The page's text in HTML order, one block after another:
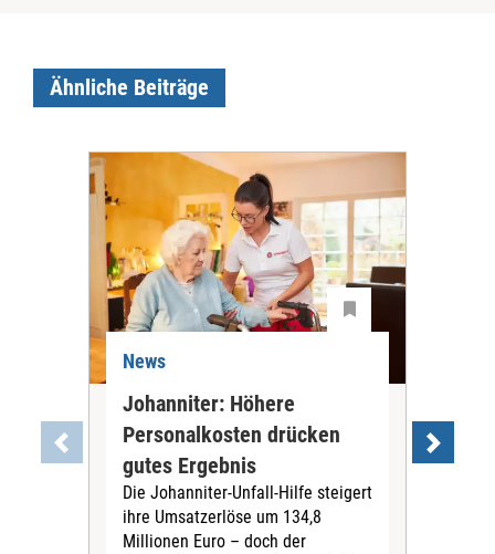
Ähnliche Beiträge
News
Johanniter: Höhere
Personalkosten drücken
gutes Ergebnis
Die Johanniter-Unfall-Hilfe steigert
ihre Umsatzerlöse um 134,8
Millionen Euro – doch der